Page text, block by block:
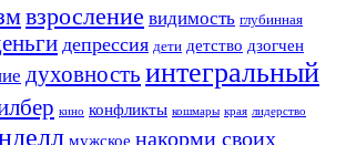
взросление видимость глубинная
депрессия дети детство дзогчен
духовность интегральный
кино конфликты кошмары края лидерство
мужское накорми своих